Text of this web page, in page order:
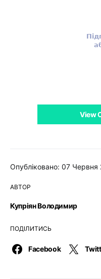
Опубліковано: 07 Червня
АВТОР
Купріян Володимир
ПОДІЛИТИСЬ
Facebook
View